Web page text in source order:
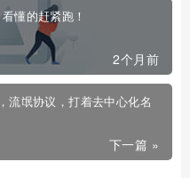
懂的赶紧跑！
2个月前
流氓协议，打着去中心化名
下一篇 »